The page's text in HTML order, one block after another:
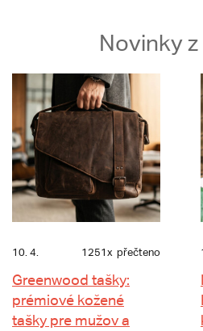
Novinky
10. 4. 1251x přečteno
Greenwood tašky:
prémiové kožené
tašky pre mužov a